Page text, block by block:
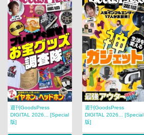
週刊GoodsPress
DIGITAL 2026... [Special
版]
週刊GoodsPress
DIGITAL 2026... [Special
版]